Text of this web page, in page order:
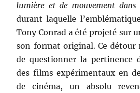
lumière et de mouvement dans
durant laquelle l’emblématique
Tony Conrad a été projeté sur
son format original. Ce détour
de questionner la pertinence
des films expérimentaux en
de cinéma, un absolu